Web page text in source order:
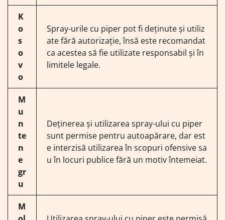
K
o
s
o
v
o
Spray-urile cu piper pot fi deținute și utiliz
ate fără autorizație, însă este recomandat
ca acestea să fie utilizate responsabil și în
limitele legale.
M
u
n
te
n
e
gr
u
Deținerea și utilizarea spray-ului cu piper
sunt permise pentru autoapărare, dar est
e interzisă utilizarea în scopuri ofensive sa
u în locuri publice fără un motiv întemeiat.
M